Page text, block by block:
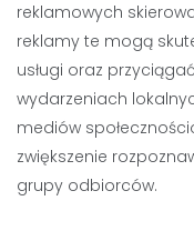
reklamowych
reklamy te mogą
usługi oraz
wydarzeniach
mediów
zwiększenie
grupy odbiorców.